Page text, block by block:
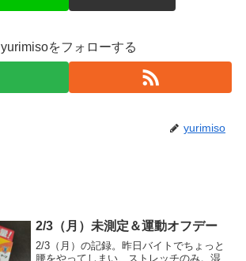
yurimisoをフォローする
yurimiso
2/3（月）未測定＆運動オフデー
2/3（月）の記録。昨日バイトでちょっと
腰をやってしまい、ストレッチのみ。湿